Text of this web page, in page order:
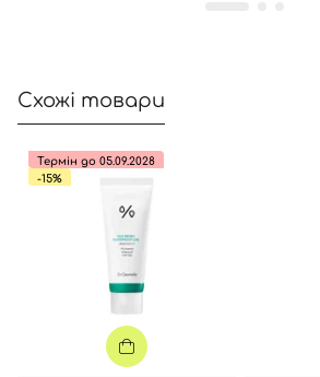
Схожі товари
Термін до 05.09.2028
-15%